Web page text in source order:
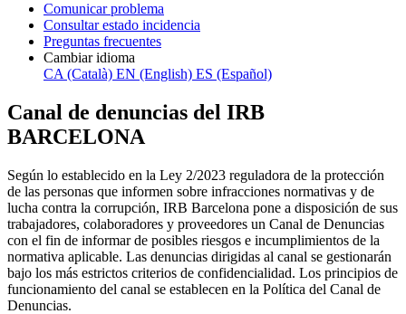
Comunicar problema
Consultar estado incidencia
Preguntas frecuentes
Cambiar idioma
CA (Català) EN (English) ES (Español)
Canal de denuncias del IRB
BARCELONA
Según lo establecido en la Ley 2/2023 reguladora de la protección
de las personas que informen sobre infracciones normativas y de
lucha contra la corrupción, IRB Barcelona pone a disposición de sus
trabajadores, colaboradores y proveedores un Canal de Denuncias
con el fin de informar de posibles riesgos e incumplimientos de la
normativa aplicable. Las denuncias dirigidas al canal se gestionarán
bajo los más estrictos criterios de confidencialidad. Los principios de
funcionamiento del canal se establecen en la Política del Canal de
Denuncias.